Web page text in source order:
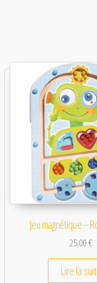
Jeu magnétique –
25,00€
Lire la